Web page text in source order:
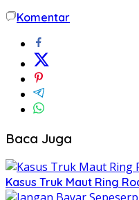
Komentar
Baca Juga
Kasus Truk Maut Ring